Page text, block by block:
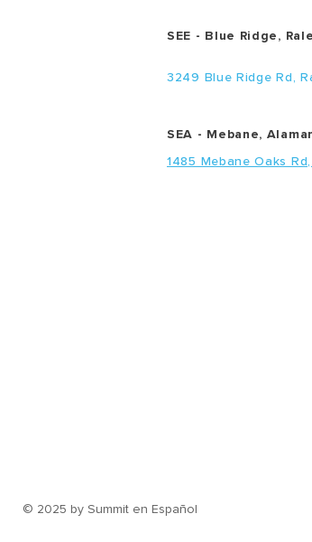
SEE - Blue Ridge,
3249 Blue Ridge Rd,
SEA - Mebane,
1485 Mebane Oaks
© 2025 by Summit en Español